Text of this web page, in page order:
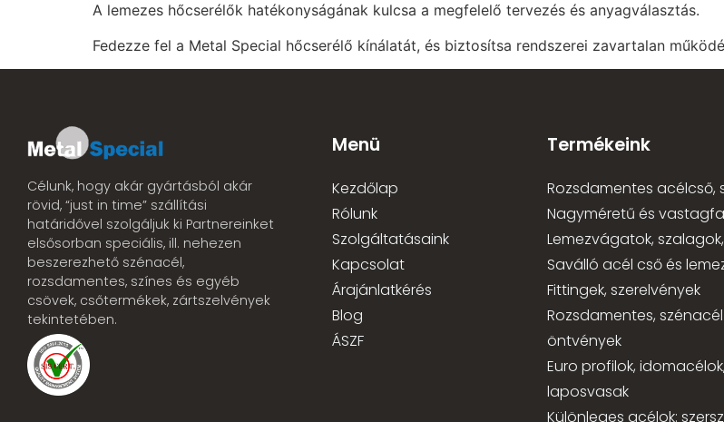
A lemezes hőcserélők hatékonyságának kulcsa a megfelelő tervezés és anyagválasztás.
Fedezze fel a Metal Special hőcserélő kínálatát, és biztosítsa rendszerei zavartalan
Célunk, hogy akár gyártásból akár
rövid, “just in time” szállítási
határidővel szolgáljuk ki Partnereinket
elsősorban speciális, ill. nehezen
beszerezhető szénacél,
rozsdamentes, színes és egyéb
csövek, csőtermékek, zártszelvények
tekintetében.
Menü
Kezdőlap
Rólunk
Szolgáltatásaink
Kapcsolat
Árajánlatkérés
Blog
ÁSZF
Termékeink
Rozsdamentes acélcső,
Nagyméretű és
Lemezvágatok,
Saválló acél cső és
Fittingek, szerelvények
Rozsdamentes,
öntvények
Euro profilok,
laposvasak
Különleges acélok: